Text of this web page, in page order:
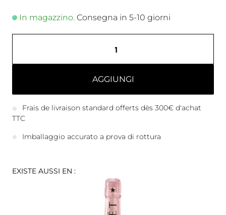
In magazzino. Consegna in 5-10 giorni
AGGIUNGI
Frais de livraison standard offerts dès 300€ d'achat
TTC
Imballaggio accurato a prova di rottura
EXISTE AUSSI EN :